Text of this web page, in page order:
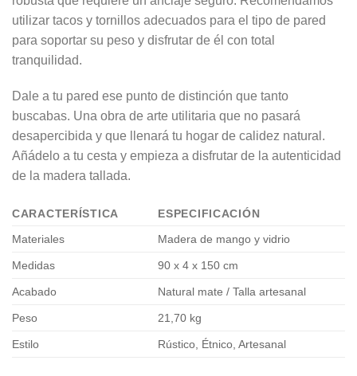
utilizar tacos y tornillos adecuados para el tipo de pared
para soportar su peso y disfrutar de él con total
tranquilidad.
Dale a tu pared ese punto de distinción que tanto
buscabas. Una obra de arte utilitaria que no pasará
desapercibida y que llenará tu hogar de calidez natural.
Añádelo a tu cesta y empieza a disfrutar de la autenticidad
de la madera tallada.
CARACTERÍSTICA
ESPECIFICACIÓN
Materiales
Madera de mango y vidrio
Medidas 90 x 4 x 150 cm
Acabado Natural mate / Talla artesanal
Peso 21,70 kg
Estilo Rústico, Étnico, Artesanal